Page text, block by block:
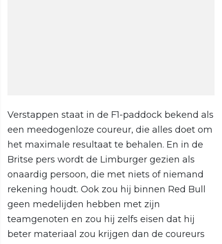
Verstappen staat in de F1-paddock bekend als
een meedogenloze coureur, die alles doet om
het maximale resultaat te behalen. En in de
Britse pers wordt de Limburger gezien als
onaardig persoon, die met niets of niemand
rekening houdt. Ook zou hij binnen Red Bull
geen medelijden hebben met zijn
teamgenoten en zou hij zelfs eisen dat hij
beter materiaal zou krijgen dan de coureurs